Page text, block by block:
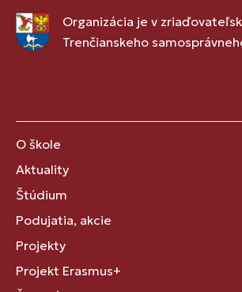
Organizácia je v
Trenčianskeho
O škole
Aktuality
Štúdium
Podujatia, akcie
Projekty
Projekt Erasmus+